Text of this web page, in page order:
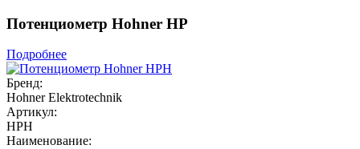
Потенциометр Hohner HP
Подробнее
Бренд:
Hohner Elektrotechnik
Артикул:
HPH
Наименование: